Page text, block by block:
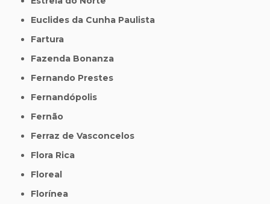
Euclides da Cunha Paulista
Fartura
Fazenda Bonanza
Fernando Prestes
Fernandópolis
Fernão
Ferraz de Vasconcelos
Flora Rica
Floreal
Florínea